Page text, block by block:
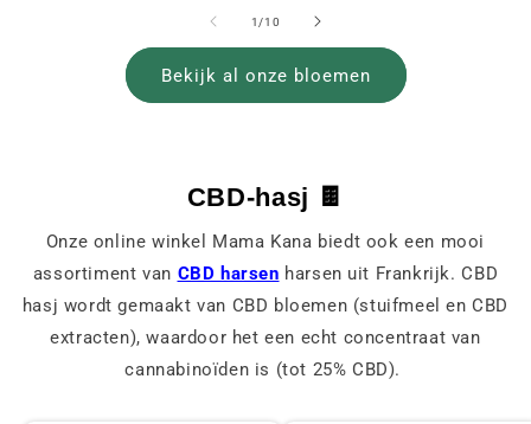
1 /van
10
Bekijk al onze bloemen
CBD-hasj 🍫
Onze online winkel Mama Kana biedt ook een mooi
assortiment van CBD harsen harsen uit Frankrijk. CBD
hasj wordt gemaakt van CBD bloemen (stuifmeel en CBD
extracten), waardoor het een echt concentraat van
cannabinoïden is (tot 25% CBD).